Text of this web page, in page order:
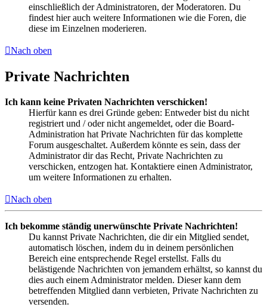
einschließlich der Administratoren, der Moderatoren. Du
findest hier auch weitere Informationen wie die Foren, die
diese im Einzelnen moderieren.
Nach oben
Private Nachrichten
Ich kann keine Privaten Nachrichten verschicken!
Hierfür kann es drei Gründe geben: Entweder bist du nicht
registriert und / oder nicht angemeldet, oder die Board-
Administration hat Private Nachrichten für das komplette
Forum ausgeschaltet. Außerdem könnte es sein, dass der
Administrator dir das Recht, Private Nachrichten zu
verschicken, entzogen hat. Kontaktiere einen Administrator,
um weitere Informationen zu erhalten.
Nach oben
Ich bekomme ständig unerwünschte Private Nachrichten!
Du kannst Private Nachrichten, die dir ein Mitglied sendet,
automatisch löschen, indem du in deinem persönlichen
Bereich eine entsprechende Regel erstellst. Falls du
belästigende Nachrichten von jemandem erhältst, so kannst du
dies auch einem Administrator melden. Dieser kann dem
betreffenden Mitglied dann verbieten, Private Nachrichten zu
versenden.